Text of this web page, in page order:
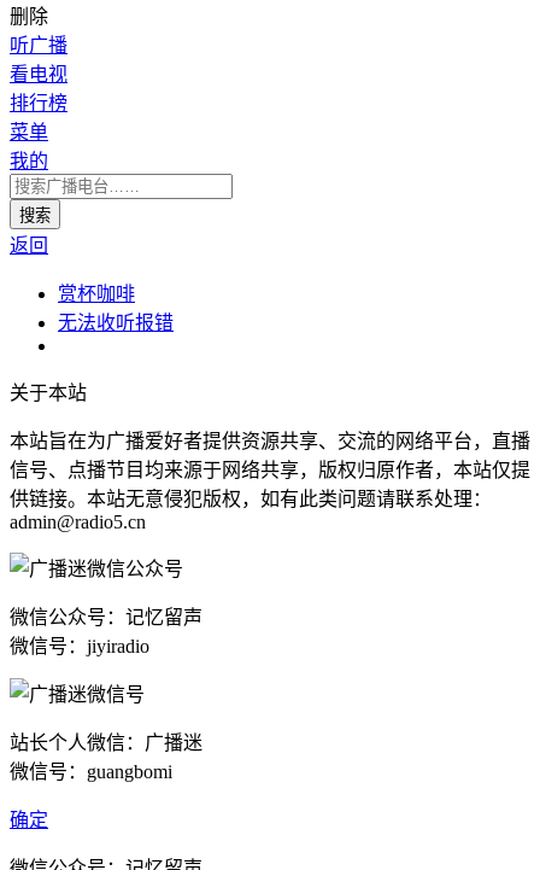
删除
听广播
看电视
排行榜
菜单
我的
返回
赏杯咖啡
无法收听报错
关于本站
本站旨在为广播爱好者提供资源共享、交流的网络平台，直播
信号、点播节目均来源于网络共享，版权归原作者，本站仅提
供链接。本站无意侵犯版权，如有此类问题请联系处理：
admin@radio5.cn
微信公众号：记忆留声
微信号：jiyiradio
站长个人微信：广播迷
微信号：guangbomi
确定